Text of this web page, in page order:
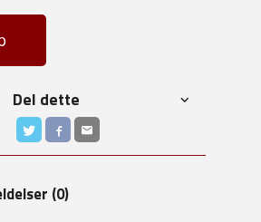
Del dette
(0)